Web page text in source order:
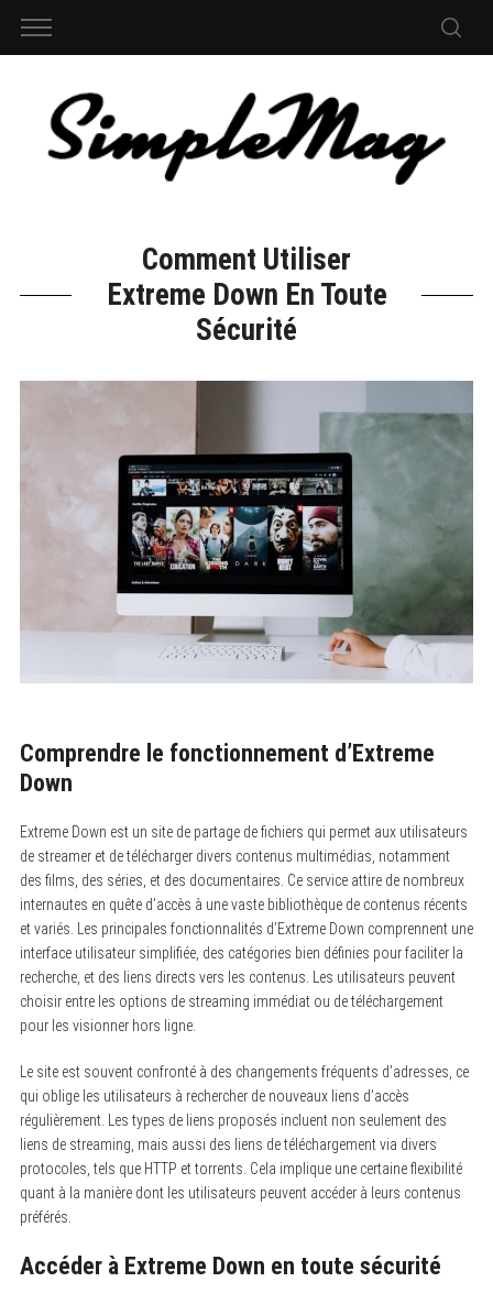
Comment Utiliser
Extreme Down En Toute
Sécurité
Comprendre le fonctionnement d’Extreme
Down
Extreme Down est un site de partage de fichiers qui permet aux utilisateurs
de streamer et de télécharger divers contenus multimédias, notamment
des films, des séries, et des documentaires. Ce service attire de nombreux
internautes en quête d’accès à une vaste bibliothèque de contenus récents
et variés. Les principales fonctionnalités d’Extreme Down comprennent une
interface utilisateur simplifiée, des catégories bien définies pour faciliter la
recherche, et des liens directs vers les contenus. Les utilisateurs peuvent
choisir entre les options de streaming immédiat ou de téléchargement
pour les visionner hors ligne.
Le site est souvent confronté à des changements fréquents d’adresses, ce
qui oblige les utilisateurs à rechercher de nouveaux liens d’accès
régulièrement. Les types de liens proposés incluent non seulement des
liens de streaming, mais aussi des liens de téléchargement via divers
protocoles, tels que HTTP et torrents. Cela implique une certaine flexibilité
quant à la manière dont les utilisateurs peuvent accéder à leurs contenus
préférés.
Accéder à Extreme Down en toute sécurité